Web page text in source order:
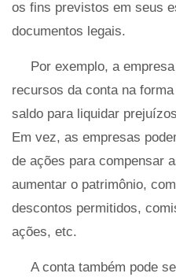
os fins previstos em seus
documentos legais.
Por exemplo, a
recursos da conta na
saldo para liquidar
Em vez, as empresas
de ações para compensar
aumentar o patrimônio,
descontos permitidos,
ações, etc.
A conta também pode